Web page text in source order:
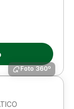
Foto 360º